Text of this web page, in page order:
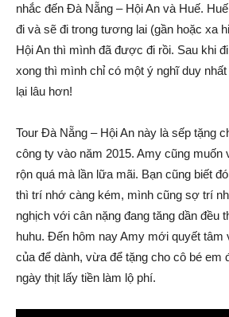
nhắc đến Đà Nẵng – Hội An và Huế.
đi và sẽ đi trong tương lai (gần hoặc xa
Hội An thì mình đã được đi rồi. Sau khi
xong thì mình chỉ có một ý nghĩ duy
lại lâu hơn!
Tour Đà Nẵng – Hội An này là sếp tặng
công ty vào năm 2015. Amy cũng muốn
rộn quá mà lần lữa mãi. Bạn cũng biết
thì trí nhớ càng kém, mình cũng sợ trí
nghịch với cân nặng đang tăng dần đều
huhu. Đến hôm nay Amy mới quyết tâm
của để dành, vừa để tặng cho cô bé em
ngày thịt lấy tiền làm lộ phí.